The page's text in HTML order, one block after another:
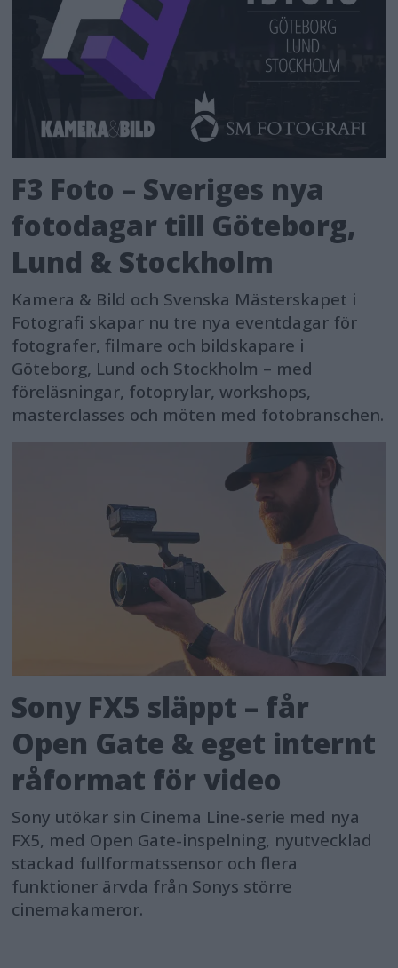
F3 Foto – Sveriges nya
fotodagar till Göteborg,
Lund & Stockholm
Kamera & Bild och Svenska Mästerskapet i
Fotografi skapar nu tre nya eventdagar för
fotografer, filmare och bildskapare i
Göteborg, Lund och Stockholm – med
föreläsningar, fotoprylar, workshops,
masterclasses och möten med fotobranschen.
Sony FX5 släppt – får
Open Gate & eget internt
råformat för video
Sony utökar sin Cinema Line-serie med nya
FX5, med Open Gate-inspelning, nyutvecklad
stackad fullformatssensor och flera
funktioner ärvda från Sonys större
cinemakameror.